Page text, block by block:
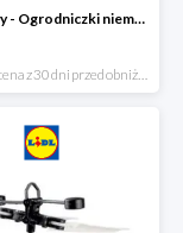
Hit cenowy - Ogrodniczki niemowlęce